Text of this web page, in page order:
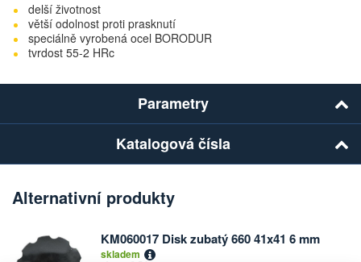
delší životnost
větší odolnost proti prasknutí
speciálně vyrobená ocel BORODUR
tvrdost 55-2 HRc
Parametry
Katalogová čísla
Alternativní produkty
KM060017 Disk zubatý 660 41x41 6 mm
skladem Počet
kusů